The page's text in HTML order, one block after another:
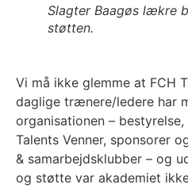
Slagter Baagøs lækre
støtten.
Vi må ikke glemme at FCH
daglige trænere/ledere har
organisationen –
Talents Venner, sponsorer
& samarbejdsklubber – og
og støtte var akademiet